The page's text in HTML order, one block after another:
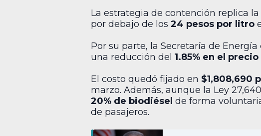
La estrategia de contención replica
por debajo de los 24 pesos por litro
Por su parte, la Secretaría de
una reducción del 1.85% en el
El costo quedó fijado en $1,808,690
marzo. Además, aunque la Ley
20% de biodiésel de forma
de pasajeros.